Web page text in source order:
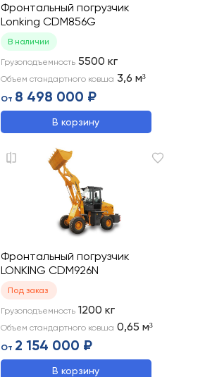
Фронтальный погрузчик
Lonking CDM856G
В наличии
Грузоподъемность 5500 кг
Объем стандартного ковша 3,6 м³
От 8 498 000 ₽
В корзину
Фронтальный погрузчик
LONKING CDM926N
Под заказ
Грузоподъемность 1200 кг
Объем стандартного ковша 0,65 м³
От 2 154 000 ₽
В корзину